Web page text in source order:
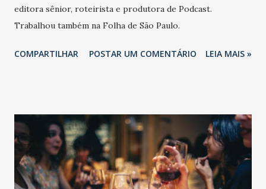
editora sênior, roteirista e produtora de Podcast.
Trabalhou também na Folha de São Paulo.
COMPARTILHAR POSTAR UM COMENTÁRIO LEIA MAIS »